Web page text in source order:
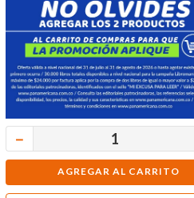
－
AGREGAR AL CARRITO